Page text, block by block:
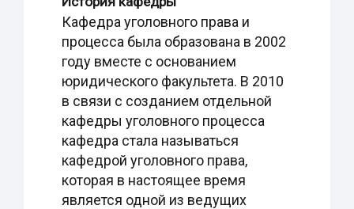
Кафедра уголовного права и
процесса была образована в 2002
году вместе с основанием
юридического факультета. В 2010
в связи с созданием отдельной
кафедры уголовного процесса
кафедра стала называться
кафедрой уголовного права,
которая в настоящее время
является одной из ведущих